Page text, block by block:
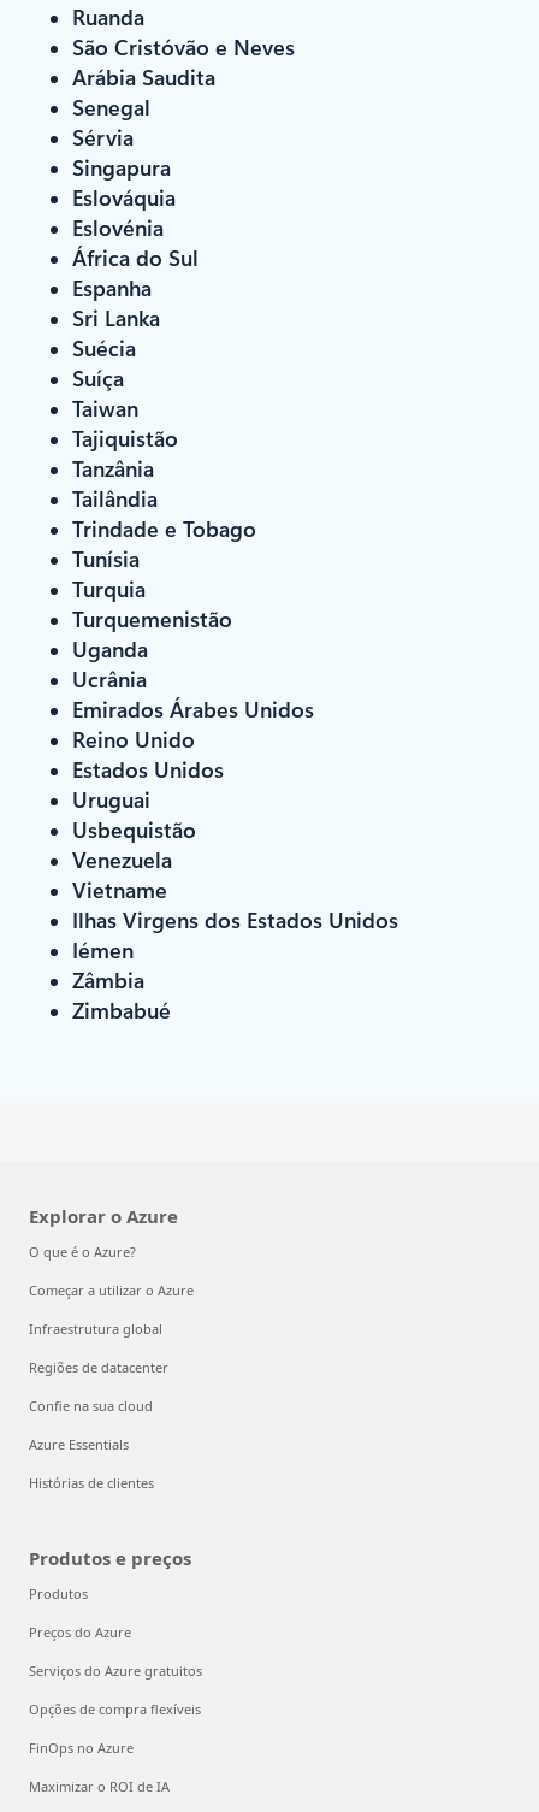
Ruanda
São Cristóvão e Neves
Arábia Saudita
Senegal
Sérvia
Singapura
Eslováquia
Eslovénia
África do Sul
Espanha
Sri Lanka
Suécia
Suíça
Taiwan
Tajiquistão
Tanzânia
Tailândia
Trindade e Tobago
Tunísia
Turquia
Turquemenistão
Uganda
Ucrânia
Emirados Árabes Unidos
Reino Unido
Estados Unidos
Uruguai
Usbequistão
Venezuela
Vietname
Ilhas Virgens dos Estados Unidos
Iémen
Zâmbia
Zimbabué
Explorar o Azure
O que é o Azure?
Começar a utilizar o Azure
Infraestrutura global
Regiões de datacenter
Confie na sua cloud
Azure Essentials
Histórias de clientes
Produtos e preços
Produtos
Preços do Azure
Serviços do Azure gratuitos
Opções de compra flexíveis
FinOps no Azure
Maximizar o ROI de IA